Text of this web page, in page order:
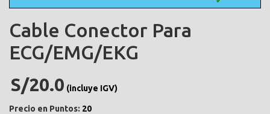
Cable Conector Para
ECG/EMG/EKG
S/20.0 (incluye IGV)
Precio en Puntos: 20